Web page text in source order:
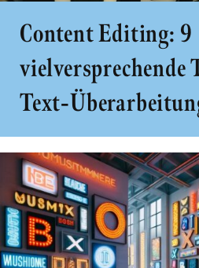
Content Editing: 9
vielversprechende
Text-